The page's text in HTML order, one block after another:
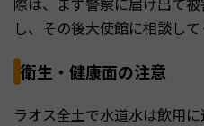
し、その後大使館に相談して
衛生・健康面の注意
ラオス全土で水道水は飲用